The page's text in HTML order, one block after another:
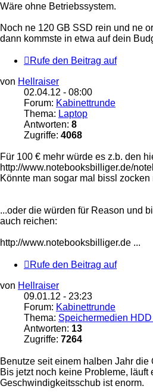
Wäre ohne Betriebssystem.
Noch ne 120 GB SSD rein und ne
dann kommste in etwa auf dein
Rufe den Beitrag auf
von Hellraiser
02.04.12 - 08:00
Forum: Kabinettrunde
Thema: Laptop
Antworten: 8
Zugriffe: 4068
Für 100 € mehr würde es z.b. den
http://www.notebooksbilliger.de/
Könnte man sogar mal bissl zocken
...oder die würden für Reason und
auch reichen:
http://www.notebooksbilliger.de ...
Rufe den Beitrag auf
von Hellraiser
09.01.12 - 23:23
Forum: Kabinettrunde
Thema: Speichermedien
Antworten: 13
Zugriffe: 7264
Benutze seit einem halben Jahr die
Bis jetzt noch keine Probleme, läuft
Geschwindigkeitsschub ist enorm.